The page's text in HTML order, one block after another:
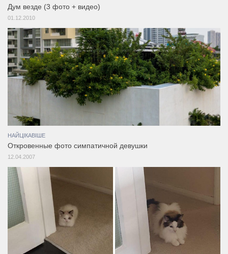
Дум везде (3 фото + видео)
01.12.2010
НАЙЦІКАВІШЕ
Откровенные фото симпатичной девушки
12.04.2007